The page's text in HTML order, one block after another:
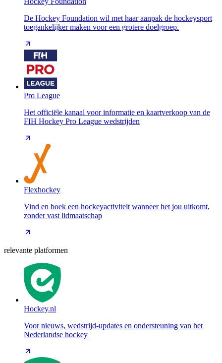
De Hockey Foundation wil met haar aanpak de hockeysport
toegankelijker maken voor een grotere doelgroep.
Pro League
Het officiële kanaal voor informatie en kaartverkoop van de
FIH Hockey Pro League wedstrijden
Flexhockey
Vind en boek een hockeyactiviteit wanneer het jou uitkomt,
zonder vast lidmaatschap
relevante platformen
Hockey.nl
Voor nieuws, wedstrijd-updates en ondersteuning van het
Nederlandse hockey